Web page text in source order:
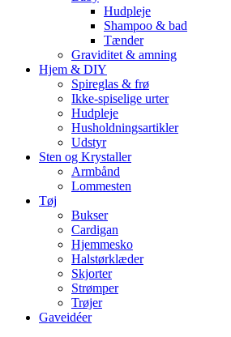
Hudpleje
Shampoo & bad
Tænder
Graviditet & amning
Hjem & DIY
Spireglas & frø
Ikke-spiselige urter
Hudpleje
Husholdningsartikler
Udstyr
Sten og Krystaller
Armbånd
Lommesten
Tøj
Bukser
Cardigan
Hjemmesko
Halstørklæder
Skjorter
Strømper
Trøjer
Gaveidéer